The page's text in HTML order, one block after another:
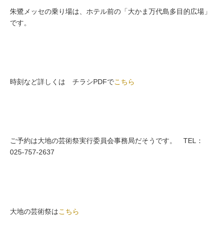
朱鷺メッセの乗り場は、ホテル前の「大かま万代島多目的広場」
です。
時刻など詳しくは チラシPDFでこちら
ご予約は大地の芸術祭実行委員会事務局だそうです。 TEL：
025-757-2637
大地の芸術祭はこちら